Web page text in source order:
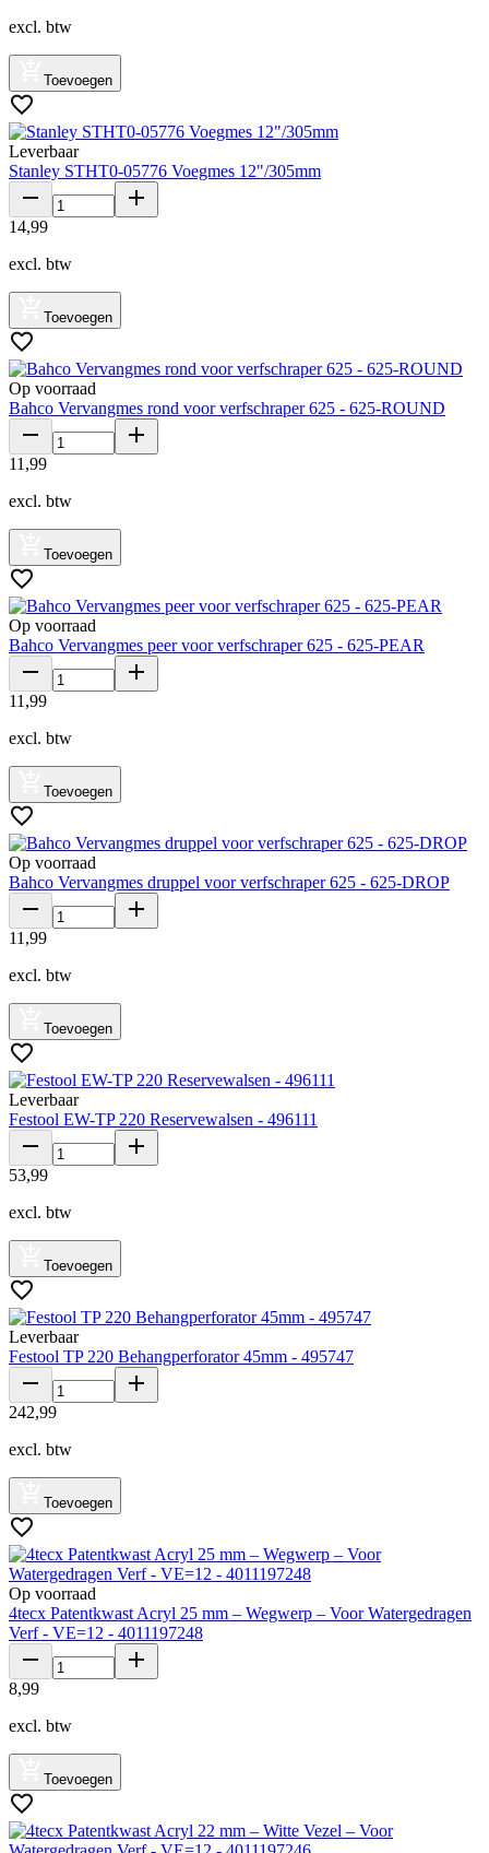
excl. btw
Toevoegen
Leverbaar
Stanley STHT0-05776 Voegmes 12"/305mm
14,99
excl. btw
Toevoegen
Op voorraad
Bahco Vervangmes rond voor verfschraper 625 - 625-ROUND
11 ,99
excl. btw
Toevoegen
Op voorraad
Bahco Vervangmes peer voor verfschraper 625 - 625-PEAR
11 ,99
excl. btw
Toevoegen
Op voorraad
Bahco Vervangmes druppel voor verfschraper 625 - 625-DROP
11 ,99
excl. btw
Toevoegen
Leverbaar
Festool EW-TP 220 Reservewalsen - 496111
53,99
excl. btw
Toevoegen
Leverbaar
Festool TP 220 Behangperforator 45mm - 495747
242,99
excl. btw
Toevoegen
Op voorraad
4tecx Patentkwast Acryl 25 mm – Wegwerp – Voor Watergedragen
Verf - VE=12 - 4011197248
8,99
excl. btw
Toevoegen